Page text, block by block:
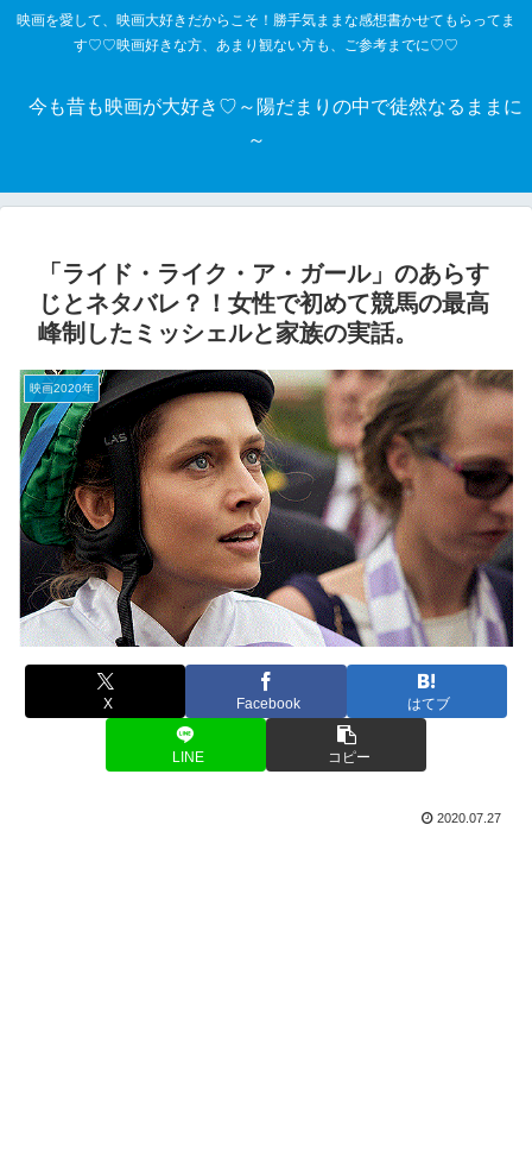
映画を愛して、映画大好きだからこそ！勝手気ままな感想書かせてもらってま
す♡♡映画好きな方、あまり観ない方も、ご参考までに♡♡
今も昔も映画が大好き♡～陽だまりの中で徒然なるままに
～
「ライド・ライク・ア・ガール」のあらす
じとネタバレ？！女性で初めて競馬の最高
峰制したミッシェルと家族の実話。
映画2020年
X Facebook はてブ
LINE コピー
2020.07.27